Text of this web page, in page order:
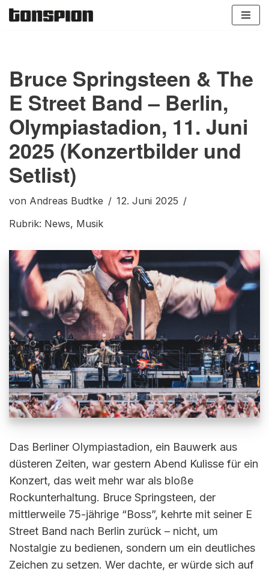
Bruce Springsteen & The
E Street Band – Berlin,
Olympiastadion, 11. Juni
2025 (Konzertbilder und
Setlist)
von Andreas Budtke
12. Juni 2025
Rubrik: News, Musik
Das Berliner Olympiastadion, ein Bauwerk aus
düsteren Zeiten, war gestern Abend Kulisse für ein
Konzert, das weit mehr war als bloße
Rockunterhaltung. Bruce Springsteen, der
mittlerweile 75-jährige “Boss”, kehrte mit seiner E
Street Band nach Berlin zurück – nicht, um
Nostalgie zu bedienen, sondern um ein deutliches
Zeichen zu setzen. Wer dachte, er würde sich auf